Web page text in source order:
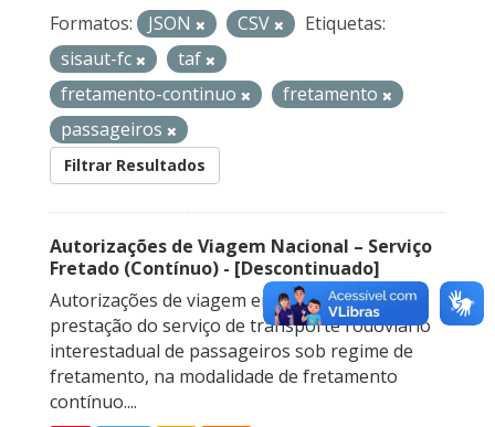
Formatos: JSON CSV
Etiquetas:
sisaut-fc
taf
fretamento-continuo
fretamento
passageiros
Filtrar Resultados
Autorizações de Viagem Nacional – Serviço
Fretado (Contínuo) - [Descontinuado]
Autorizações de viagem emitidas para a
prestação do serviço de transporte rodoviário
interestadual de passageiros sob regime de
fretamento, na modalidade de fretamento
contínuo....